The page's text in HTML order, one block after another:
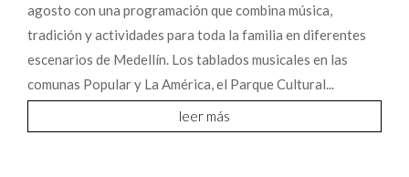
agosto con una programación que combina música,
tradición y actividades para toda la familia en diferentes
escenarios de Medellín. Los tablados musicales en las
comunas Popular y La América, el Parque Cultural...
leer más